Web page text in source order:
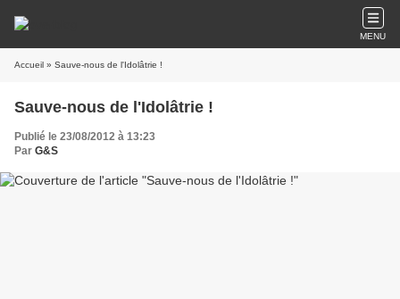
MENU
Accueil » Sauve-nous de l'Idolâtrie !
Sauve-nous de l'Idolâtrie !
Publié le 23/08/2012 à 13:23
Par G&S